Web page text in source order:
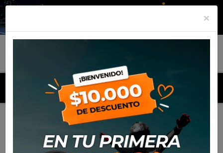
MENU
Productos Neumático Rinaldi 300*21 SH31
×